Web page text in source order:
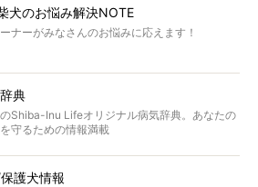
犬のお悩み解決NOTE
ナーがみなさんのお悩みに応えます！
典
Shiba-Inu Lifeオリジナル病気辞典。あなたの
守るための情報満載
護犬情報